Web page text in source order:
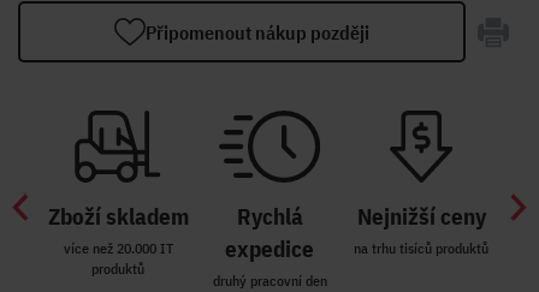
Připomenout nákup později
Zboží skladem
více než 20.000 IT
produktů
Rychlá
expedice
druhý pracovní den
Nejnižší ceny
na trhu tisíců produktů